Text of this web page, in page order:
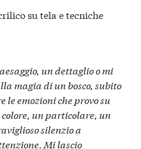
su tela e tecniche
un dettaglio o mi
magia di un bosco, subito
emozioni che provo su
un particolare, un
silenzio a
Mi lascio